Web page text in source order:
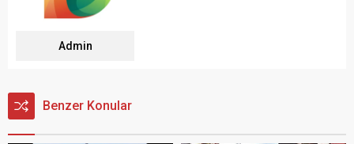
Admin
Benzer Konular